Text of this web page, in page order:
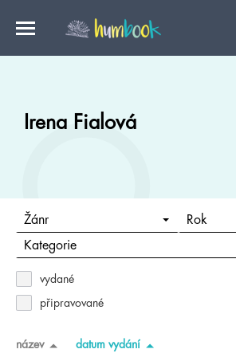
Irena Fialová
Žánr Rok
Kategorie
vydané
připravované
název datum vydání